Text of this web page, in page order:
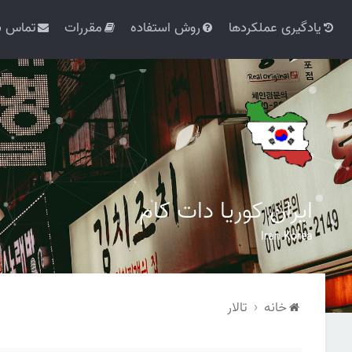
یادگیری عملکردها روش استفاده مقررات تماس
ایران کوریا دات کام
Iran Korea
خانه تالار